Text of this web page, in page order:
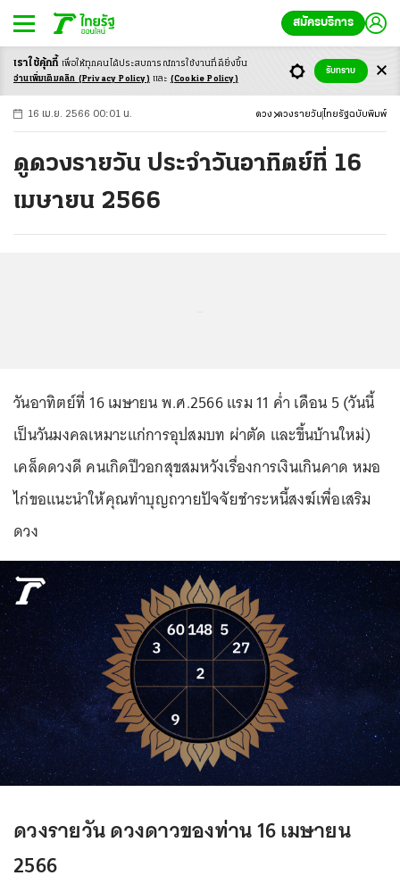
สมัครบริการ
-ก ก ก+
16 เม.ย. 2566 00:01 น. ดวง ดวงรายวัน ไทยรัฐฉบับพิมพ์
ดูดวงรายวัน ประจำวันอาทิตย์ที่ 16
เมษายน 2566
วันอาทิตย์ที่ 16 เมษายน พ.ศ.2566 แรม 11 ค่ำ เดือน 5 (วันนี้
เป็นวันมงคลเหมาะแก่การอุปสมบท ผ่าตัด และขึ้นบ้านใหม่)
เคล็ดดวงดี คนเกิดปีวอกสุขสมหวังเรื่องการเงินเกินคาด หมอ
ไก่ขอแนะนำให้คุณทำบุญถวายปัจจัยชำระหนี้สงฆ์เพื่อเสริม
ดวง
ดวงรายวัน ดวงดาวของท่าน 16 เมษายน
2566
เราใช้คุ้กกี้ เพื่อให้ทุกคนได้ประสบการณ์การใช้งานที่ดียิ่งขึ้น
อ่านเพิ่มเติมคลิก (Privacy Policy) และ (Cookie Policy)
รับทราบ